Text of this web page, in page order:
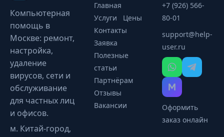
Компьютерная
помощь в
Москве: ремонт,
настройка,
удаление
вирусов, сети и
обслуживание
для частных лиц
и офисов.
м. Китай-город,
Главная
Услуги
Цены
Контакты
Заявка
Полезные
статьи
Партнёрам
Отзывы
Вакансии
+7 (926) 566-
80-01
support@help-
user.ru
Оформить
заказ онлайн